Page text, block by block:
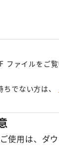
ファイルをご
ちでない方は、
使用は、ダ